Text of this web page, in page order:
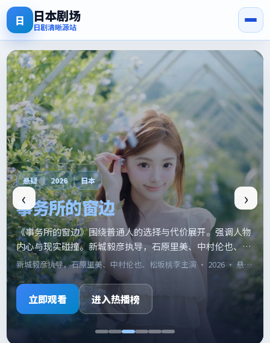
日 日本剧场
日剧清晰源站
科幻 2016 日本
温泉町的约定
《温泉町的约定》围绕普通人的选择与代价展开。强调人物
内心与现实碰撞。西广志郎执导，绫濑遥、浜辺美波、有村
架纯等主演。口碑与话题度兼具，适合安利给朋友。
西广志郎执导，绫濑遥、浜辺美波、有村架纯主演 · 2016· 科幻·
完结
立即观看 进入热播榜
‹ ›